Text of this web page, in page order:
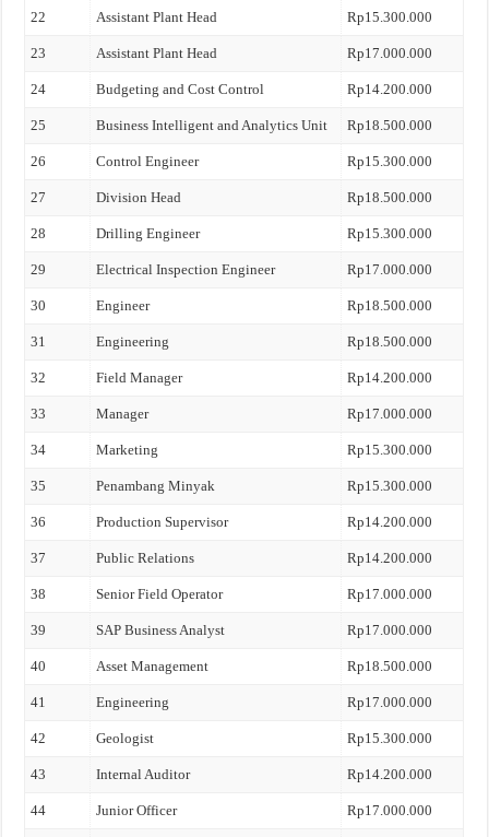
22 Assistant Plant Head Rp15.300.000
23 Assistant Plant Head Rp17.000.000
24 Budgeting and Cost Control Rp14.200.000
25 Business Intelligent and Analytics Unit Rp18.500.000
26 Control Engineer Rp15.300.000
27 Division Head Rp18.500.000
28 Drilling Engineer Rp15.300.000
29 Electrical Inspection Engineer Rp17.000.000
30 Engineer Rp18.500.000
31 Engineering Rp18.500.000
32 Field Manager Rp14.200.000
33 Manager Rp17.000.000
34 Marketing Rp15.300.000
35 Penambang Minyak Rp15.300.000
36 Production Supervisor Rp14.200.000
37 Public Relations Rp14.200.000
38 Senior Field Operator Rp17.000.000
39 SAP Business Analyst Rp17.000.000
40 Asset Management Rp18.500.000
41 Engineering Rp17.000.000
42 Geologist Rp15.300.000
43 Internal Auditor Rp14.200.000
44 Junior Officer Rp17.000.000